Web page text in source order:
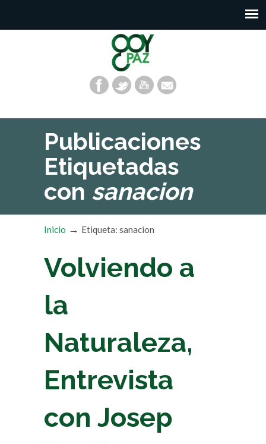
Publicaciones
Etiquetadas
con sanacion
Inicio → Etiqueta: sanacion
Volviendo a
la
Naturaleza,
Entrevista
con Josep